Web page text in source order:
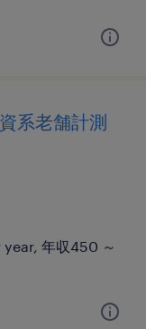
系老舗計測
年収450 ～